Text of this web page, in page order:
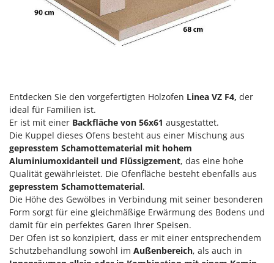
Klimaanlagen – Klimageräte
Knetmaschinen
Kreiseleggen
Küchenreiben - elektrisch
Kükenaufzuchtboxen
L
Laderampe aus Aluminium
Laubsauger - Laubbläser
Laubsauger auf Rädern
Luftentfeuchter
Luftkühler
Einhell
Elegen
Energy Gruppi
Enotecnica Pillan
Eschenfelder
EuroMech
Eurosystems
F
FAC
Entdecken Sie den vorgefertigten Holzofen Linea VZ F4, der
ideal für Familien ist.
Er ist mit einer Backfläche von 56x61 ausgestattet.
Die Kuppel dieses Ofens besteht aus einer Mischung aus
gepresstem Schamottematerial mit hohem
Aluminiumoxidanteil und Flüssigzement, das eine hohe
Qualität gewährleistet. Die Ofenfläche besteht ebenfalls aus
gepresstem Schamottematerial.
Die Höhe des Gewölbes in Verbindung mit seiner besonderen
Form sorgt für eine gleichmäßige Erwärmung des Bodens und
damit für ein perfektes Garen Ihrer Speisen.
Der Ofen ist so konzipiert, dass er mit einer entsprechendem
Schutzbehandlung sowohl im Außenbereich, als auch in